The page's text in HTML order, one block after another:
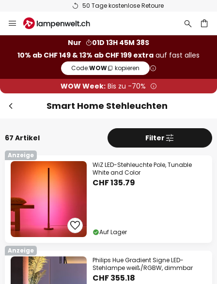
50 Tage kostenlose Retoure
Inhalt
Nur
01D 13H 45M 37S
10% ab CHF 149 & 13% ab CHF 199 extra auf fast alles
Code:WOW kopieren
WOW Week:Bis zu -70%
Smart Home Stehleuchten
67 Artikel Filter
Anzeige
WiZ LED-Stehleuchte Pole, Tunable
White and Color
CHF 135.79
Auf Lager
Anzeige
Philips Hue Gradient Signe LED-
Stehlampe weiß/RGBW, dimmbar
CHF 355.18
Extra Rabatt
10% Rabattab CHF 149
13% Rabattab CHF 199
auf fast alles*
Ihr Code:WOW kopieren
Jetzt einlösen
*Ausgenommene Hersteller